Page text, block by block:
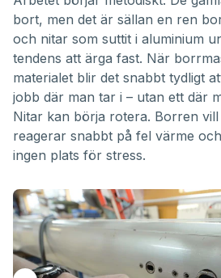
bort, men det är sällan en ren
och nitar som suttit i aluminium
tendens att ärga fast. När
materialet blir det snabbt tydligt
jobb där man tar i – utan ett där
Nitar kan börja rotera. Borren
reagerar snabbt på fel värme
ingen plats för stress.